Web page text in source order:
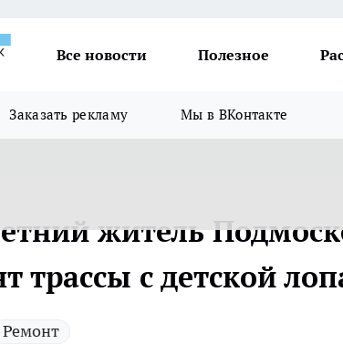
Все новости Полезное
Заказать рекламу Мы в ВКонтакте
житель
трассы с детской
Ремонт